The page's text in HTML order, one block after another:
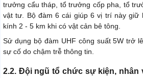
trưởng cẩu tháp, tổ trưởng cốp pha, tổ
vật tư. Bộ đàm 6 cái giúp 6 vị trí này giữ
kính 2 - 5 km khi có vật cản bê tông.
Sử dụng bộ đàm UHF công suất 5W trở
sự cố do chậm trễ thông tin.
2.2. Đội ngũ tổ chức sự kiện, nhân